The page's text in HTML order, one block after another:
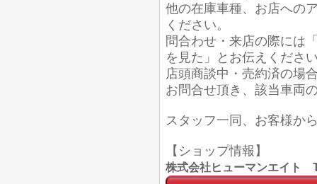
他の在庫車種、お店への
ください。
問合わせ・来店の際には
を見た」とお伝えくださ
店頭商談中・売約済の場
お問合せ頂き、該当車両
スタッフ一同、お客様か
【ショップ情報】
株式会社ヒューマンエイト